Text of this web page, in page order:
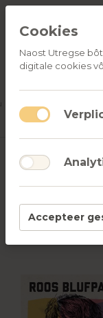
PRODUCTEN
CD's
1-4van4
Cookies
Naost Utregse
digitale cookies
Accepteer